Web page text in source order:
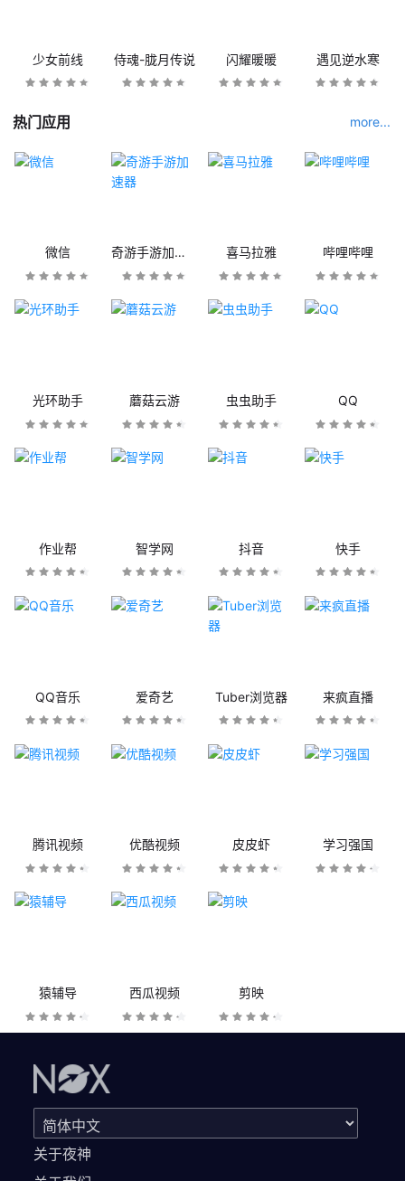
少女前线 侍魂-胧月传说 闪耀暖暖 遇见逆水寒
热门应用 more...
微信 奇游手游加速器 喜马拉雅 哔哩哔哩
光环助手 蘑菇云游 虫虫助手 QQ
作业帮 智学网 抖音 快手
QQ音乐 爱奇艺 Tuber浏览器 来疯直播
腾讯视频 优酷视频 皮皮虾 学习强国
猿辅导 西瓜视频 剪映
关于夜神